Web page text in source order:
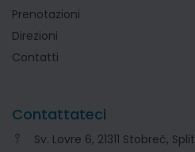
Prenotazioni
Direzioni
Contatti
Contattateci
Sv. Lovre 6, 21311 Stobreč, Split